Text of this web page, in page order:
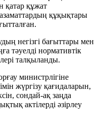
қатар құжат
құқықтары
негізгі бағыттары мен
тәуелді нормативтік
талқыланды.
министрлігіне
жүргізу қағидаларын,
сондай-ақ заңда
актілерді әзірлеу